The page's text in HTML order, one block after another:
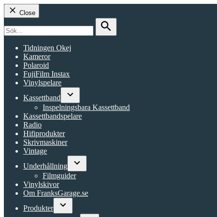
Close
for:
Search
Tidningen Okej
Kameror
Polaroid
FujiFilm Instax
Vinylspelare
Kassettband
Open
dropdown
menu
Inspelningsbara Kassettband
Kassettbandspelare
Radio
Hifiprodukter
Skrivmaskiner
Vintage
Underhållning
Open
Filmguider
Vinylskivor
Om FranksGarage.se
Produkter
Open